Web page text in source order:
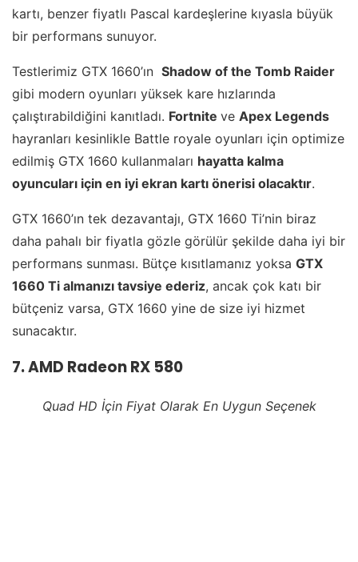
kartı, benzer fiyatlı Pascal kardeşlerine kıyasla büyük
bir performans sunuyor.
Testlerimiz GTX 1660’ın Shadow of the Tomb Raider
gibi modern oyunları yüksek kare hızlarında
çalıştırabildiğini kanıtladı. Fortnite ve Apex Legends
hayranları kesinlikle Battle royale oyunları için optimize
edilmiş GTX 1660 kullanmaları hayatta kalma
oyuncuları için en iyi ekran kartı önerisi olacaktır.
GTX 1660’ın tek dezavantajı, GTX 1660 Ti’nin biraz
daha pahalı bir fiyatla gözle görülür şekilde daha iyi bir
performans sunması. Bütçe kısıtlamanız yoksa GTX
1660 Ti almanızı tavsiye ederiz, ancak çok katı bir
bütçeniz varsa, GTX 1660 yine de size iyi hizmet
sunacaktır.
7. AMD Radeon RX 580
Quad HD İçin Fiyat Olarak En Uygun Seçenek